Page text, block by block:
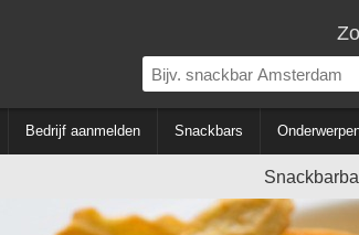
Bedrijf aanmelden Snackbars